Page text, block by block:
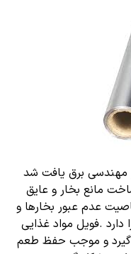
مهندسی برق یافت شد
مانع بخار و عایق
عدم عبور بخارها و
دارد .فویل مواد غذایی
گیرد و موجب حفظ طعم